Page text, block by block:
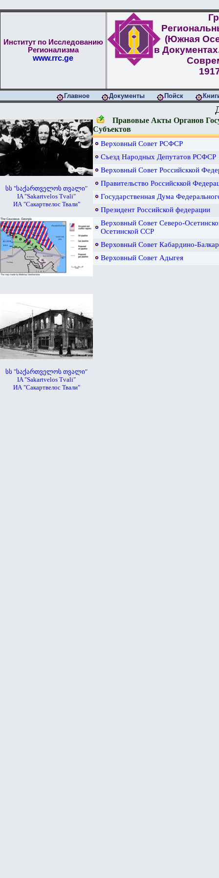
Институт по Исследованию
Регионализма
www.rrc.ge
(Южная
в
Главное Документы Пойск
სს "საქართველოს თვალი"
IA "Sakartvelos Tvali"
ИА "Сакартвелос Твали"
სს "საქართველოს თვალი"
IA "Sakartvelos Tvali"
ИА "Сакартвелос Твали"
Правовые Акты Органов
Субъектов
Верховный Совет РСФСР
Съезд Народных Депутатов РСФСР
Верховный Совет Российсккой
Правительство Российсккой
Государственная Дума
Президент Российской федерации
Верховный Совет Северо-
Осетинской ССР
Верховный Совет Кабардино-
Верховный Совет Адыгея